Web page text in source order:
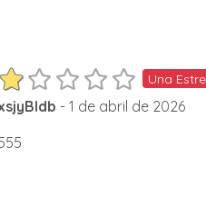
Una
- 1 de abril de 2026